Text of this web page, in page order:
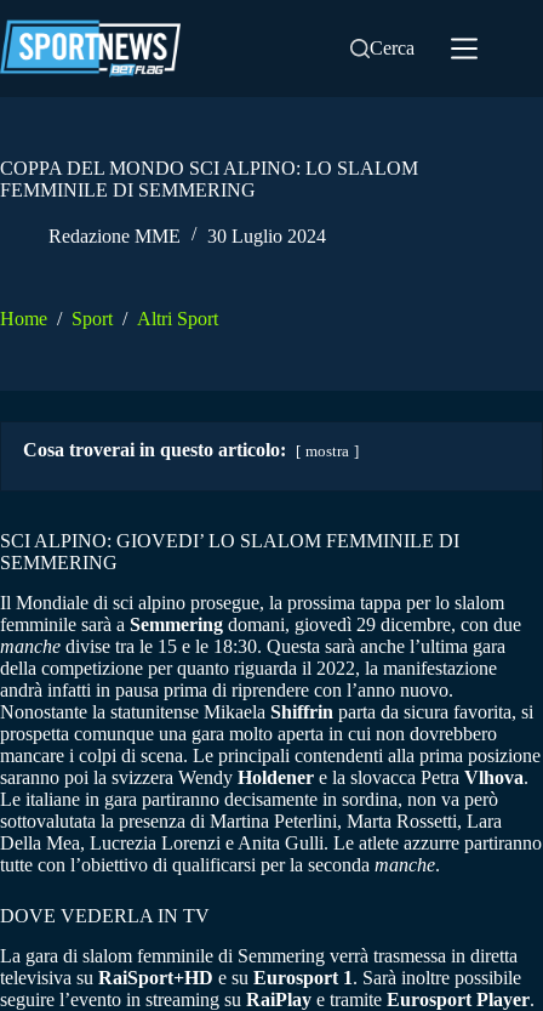
al
contenuto
Cerca
COPPA DEL MONDO SCI ALPINO: LO SLALOM
FEMMINILE DI SEMMERING
Redazione MME 30 Luglio 2024
Home / Sport / Altri Sport
Cosa troverai in questo articolo: mostra
SCI ALPINO: GIOVEDI’ LO SLALOM FEMMINILE DI
SEMMERING
Il Mondiale di sci alpino prosegue, la prossima tappa per lo slalom
femminile sarà a Semmering domani, giovedì 29 dicembre, con due
manche divise tra le 15 e le 18:30. Questa sarà anche l’ultima gara
della competizione per quanto riguarda il 2022, la manifestazione
andrà infatti in pausa prima di riprendere con l’anno nuovo.
Nonostante la statunitense Mikaela Shiffrin parta da sicura favorita, si
prospetta comunque una gara molto aperta in cui non dovrebbero
mancare i colpi di scena. Le principali contendenti alla prima posizione
saranno poi la svizzera Wendy Holdener e la slovacca Petra Vlhova.
Le italiane in gara partiranno decisamente in sordina, non va però
sottovalutata la presenza di Martina Peterlini, Marta Rossetti, Lara
Della Mea, Lucrezia Lorenzi e Anita Gulli. Le atlete azzurre partiranno
tutte con l’obiettivo di qualificarsi per la seconda manche.
DOVE VEDERLA IN TV
La gara di slalom femminile di Semmering verrà trasmessa in diretta
televisiva su RaiSport+HD e su Eurosport 1. Sarà inoltre possibile
seguire l’evento in streaming su RaiPlay e tramite Eurosport Player.